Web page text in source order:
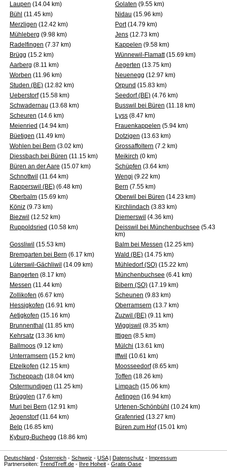
Laupen (14.04 km) Golaten (9.55 km)
Bühl (11.45 km) Nidau (15.96 km)
Merzligen (12.42 km) Port(14.79 km)
Mühleberg (9.98 km) Jens (12.73 km)
Radelfingen (7.37 km) Kappelen (9.58 km)
Brügg (15.2 km) Wünnewil-Flamatt(15.69 km)
Aarberg (8.11 km) Aegerten (13.75 km)
Worben (11.96 km) Neuenegg (12.97 km)
Studen (BE) (12.82 km) Orpund (15.83 km)
Ueberstorf(15.58 km) Seedorf (BE) (4.76 km)
Schwadernau (13.68 km) Busswil bei Büren (11.18 km)
Scheuren (14.6 km) Lyss (8.47 km)
Meienried (14.94 km) Frauenkappelen (5.94 km)
Büetigen (11.49 km) Dotzigen (13.63 km)
Wohlen bei Bern (3.02 km) Grossaffoltern (7.2 km)
Diessbach bei Büren (11.15 km) Meikirch (0 km)
Büren an der Aare (15.07 km) Schüpfen (3.64 km)
Schnottwil (11.64 km) Wengi (9.22 km)
Rapperswil (BE) (6.48 km) Bern (7.55 km)
Oberbalm (15.69 km) Oberwil bei Büren (14.23 km)
Köniz (9.73 km) Kirchlindach (3.83 km)
Biezwil (12.52 km) Diemerswil (4.36 km)
Ruppoldsried (10.58 km) Deisswil bei Münchenbuchsee (5.43
km)
Gossliwil (15.53 km) Balm bei Messen (12.25 km)
Bremgarten bei Bern (6.17 km) Wald (BE) (14.75 km)
Lüterswil-Gächliwil (14.09 km) Mühledorf (SO) (15.22 km)
Bangerten (8.17 km) Münchenbuchsee (6.41 km)
Messen (11.44 km) Bibern (SO) (17.19 km)
Zollikofen (6.67 km) Scheunen (9.83 km)
Hessigkofen (16.91 km) Oberramsern (13.7 km)
Aetigkofen (15.16 km) Zuzwil (BE) (9.11 km)
Brunnenthal (11.85 km) Wiggiswil (8.35 km)
Kehrsatz (13.36 km) Ittigen (8.5 km)
Ballmoos (9.12 km) Mülchi (13.61 km)
Unterramsern (15.2 km) Iffwil (10.61 km)
Etzelkofen (12.15 km) Moosseedorf(8.65 km)
Tscheppach (18.04 km) Toffen (18.26 km)
Ostermundigen (11.25 km) Limpach (15.06 km)
Brügglen (17.6 km) Aetingen (16.94 km)
Muri bei Bern (12.91 km) Urtenen-Schönbühl (10.24 km)
Jegenstorf(11.64 km) Grafenried (13.27 km)
Belp (16.85 km) Büren zum Hof(15.01 km)
Kyburg-Buchegg (18.86 km)
Deutschland - Österreich - Schweiz - USA| Datenschutz - Impressum
Partnerseiten: TrendTreff.de - Ihre Hoheit - Gratis Oase